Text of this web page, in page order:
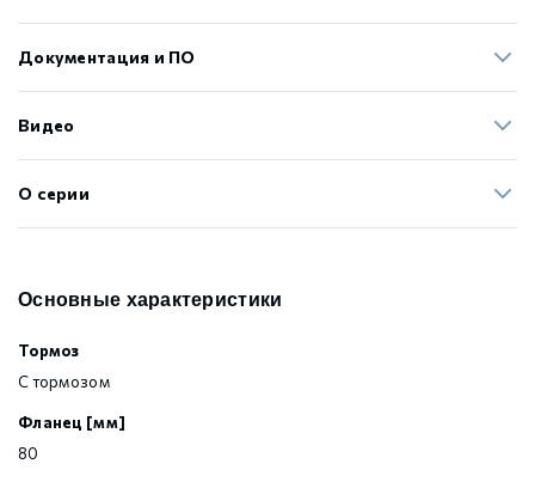
Документация и ПО
Видео
О серии
Основные характеристики
Тормоз
С тормозом
Фланец [мм]
80